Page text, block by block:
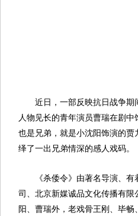
近日，一部反映抗日战争
人物见长的青年演员曹瑞在剧
也是兄弟，就是小沈阳饰演的贾
绎了一出兄弟情深的感人戏码。
《杀倭令》由著名导演、
司、北京新媒诚品文化传播有
阳、曹瑞外，老戏骨王刚、毕